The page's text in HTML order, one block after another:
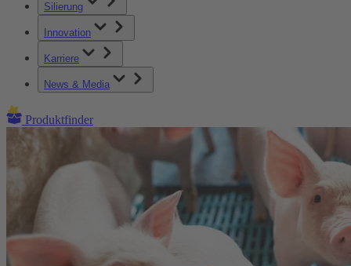
Silierung
Innovation
Karriere
News & Media
Produktfinder